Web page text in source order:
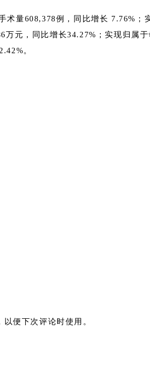
量608,378例，同比增长 7.76%
元，同比增长34.27%；实现归属
。
便下次评论时使用。